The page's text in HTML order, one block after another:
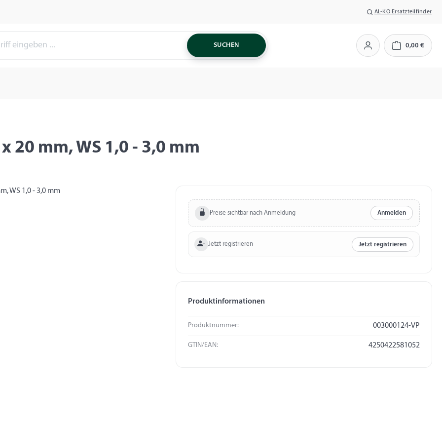
AL-KO Ersatzteilfinder
SUCHEN 0,00 €
20 mm, WS 1,0 - 3,0 mm
Preise sichtbar nach Anmeldung Anmelden
Jetzt registrieren Jetzt registrieren
Produktinformationen
Produktnummer: 003000124-VP
GTIN/EAN: 4250422581052